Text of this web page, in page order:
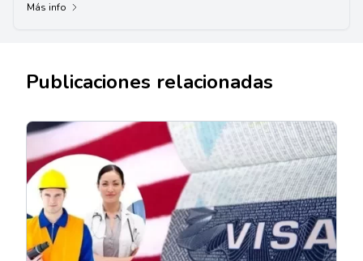
Más info
Publicaciones relacionadas